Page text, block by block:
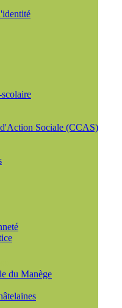
Sociale (CCAS)
du Manège